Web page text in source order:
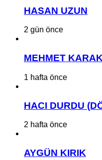
HASAN UZUN
2 gün önce
MEHMET
1 hafta önce
HACI DURDU
2 hafta önce
AYGÜN KIRIK